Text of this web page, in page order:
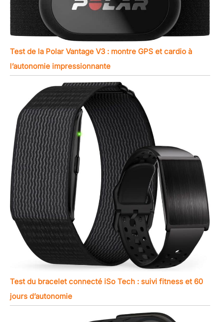
Test de la Polar Vantage V3 : montre GPS et cardio à
l’autonomie impressionnante
Test du bracelet connecté iSo Tech : suivi fitness et 60
jours d’autonomie